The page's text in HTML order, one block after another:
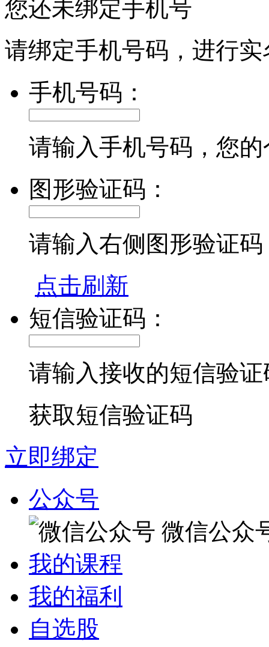
您还未绑定手机号
请绑定手机号码，进行
手机号码：
请输入手机号码，您
图形验证码：
请输入右侧图形验证码
点击刷新
短信验证码：
请输入接收的短信验证
获取短信验证码
立即绑定
公众号
微信公众
我的课程
我的福利
自选股